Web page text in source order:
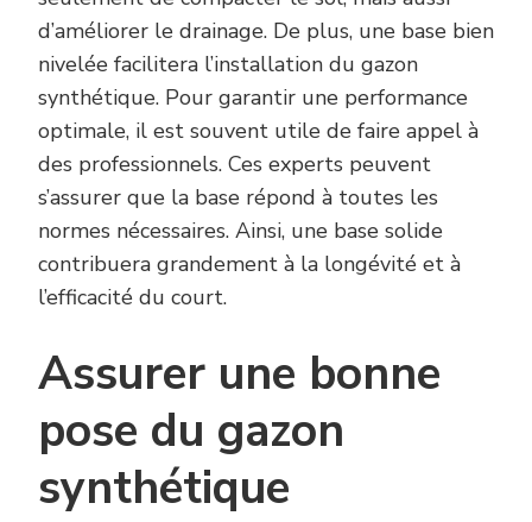
d’améliorer le drainage. De plus, une base bien
nivelée facilitera l’installation du gazon
synthétique. Pour garantir une performance
optimale, il est souvent utile de faire appel à
des professionnels. Ces experts peuvent
s’assurer que la base répond à toutes les
normes nécessaires. Ainsi, une base solide
contribuera grandement à la longévité et à
l’efficacité du court.
Assurer une bonne
pose du gazon
synthétique